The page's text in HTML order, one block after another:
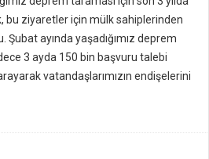
bu ziyaretler için mülk sahiplerinden
ayında yaşadığımız deprem
3 ayda 150 bin başvuru talebi
vatandaşlarımızın endişelerini